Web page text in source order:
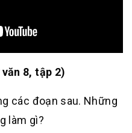
8, tập 2)
các đoạn sau. Những
làm gì?